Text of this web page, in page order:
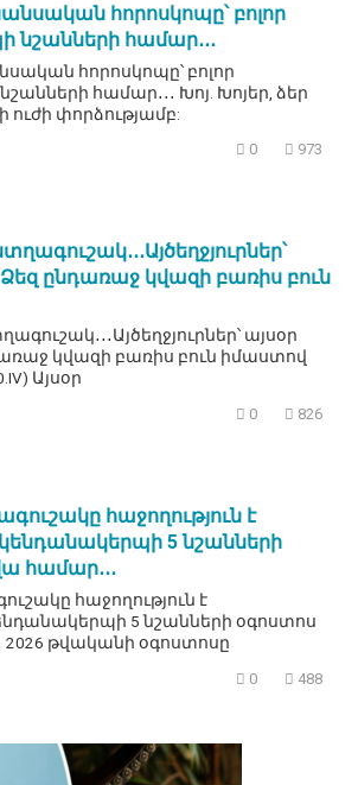
հորոսկոպը՝ բոլոր
նշանների համար․․․
հորոսկոպը՝ բոլոր
համար․․․ Խոյ. Խոյեր, ձեր
ուժի փորձությամբ:
0 973
ընդառաջ կվազի բառիս բուն
այսօր
կվազի բառիս բուն իմաստով
Այսօր
0 826
հաջողություն է
5 նշանների
համար․․․
հաջողություն է
5 նշանների օգոստոս
2026 թվականի օգոստոսը
0 488